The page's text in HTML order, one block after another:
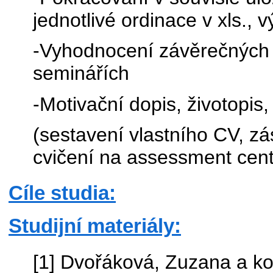
jednotlivé ordinace v xls.,
-Vyhodnocení
seminářích
-Motivační dopis,
(sestavení vlastního CV,
cvičení na assessment
Cíle studia:
Studijní materiály:
[1] Dvořáková, Zuzana a